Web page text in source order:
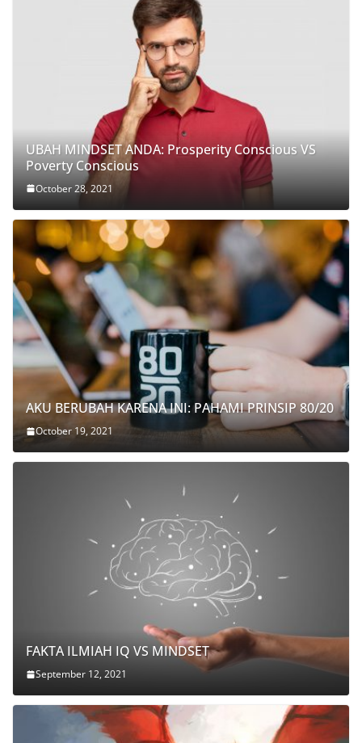
UBAH MINDSET ANDA: Prosperity Conscious VS
Poverty Conscious
October 28, 2021
AKU BERUBAH KARENA INI: PAHAMI PRINSIP 80/20
October 19, 2021
FAKTA ILMIAH IQ VS MINDSET
September 12, 2021